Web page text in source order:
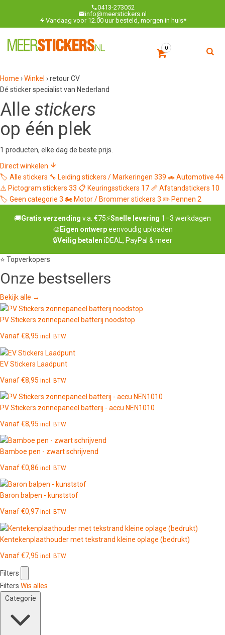
0413-273052
info@meerstickers.nl
Vandaag voor 12.00 uur besteld, morgen in huis*
0
Home ›Winkel ›retour CV
Dé sticker specialist van Nederland
Alle stickers
op één plek
1 producten, elke dag de beste prijs.
Direct winkelen
🏷️ Alle stickers 🔧 Leiding stickers / Markeringen 339 🚗Automotive 44
⚠️ Pictogram stickers 33 📋 Keuringsstickers 17 📏 Afstandstickers 10
🏷️ Geen categorie 3 🏍️ Motor / Brommer stickers 3 ✏️ Pennen 2
🚚Gratis verzending v.a. €75⚡Snelle levering 1–3 werkdagen
🎨 Eigen ontwerpeenvoudig uploaden
🔒Veilig betalen iDEAL, PayPal & meer
⭐ Topverkopers
Onze bestsellers
Bekijk alle →
PV Stickers zonnepaneel batterij noodstop
Vanaf€8,95 incl. BTW
EV Stickers Laadpunt
Vanaf€8,95 incl. BTW
PV Stickers zonnepaneel batterij - accu NEN1010
Vanaf€8,95 incl. BTW
Bamboe pen - zwart schrijvend
Vanaf€0,86 incl. BTW
Baron balpen - kunststof
Vanaf€0,97 incl. BTW
Kentekenplaathouder met tekstrand kleine oplage (bedrukt)
Vanaf€7,95 incl. BTW
Filters
Filters Wis alles
Categorie